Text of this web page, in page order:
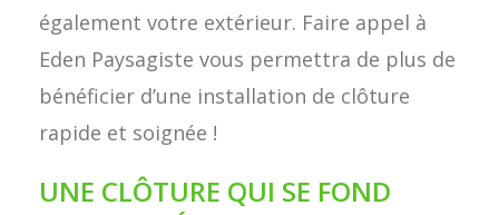
également votre extérieur. Faire appel à
Eden Paysagiste vous permettra de plus de
bénéficier d’une installation de clôture
rapide et soignée !
UNE CLÔTURE QUI SE FOND